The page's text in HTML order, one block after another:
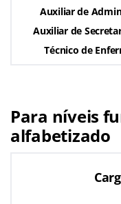
Auxiliar de
Auxiliar de
Técnico de
Para níveis
alfabetizado